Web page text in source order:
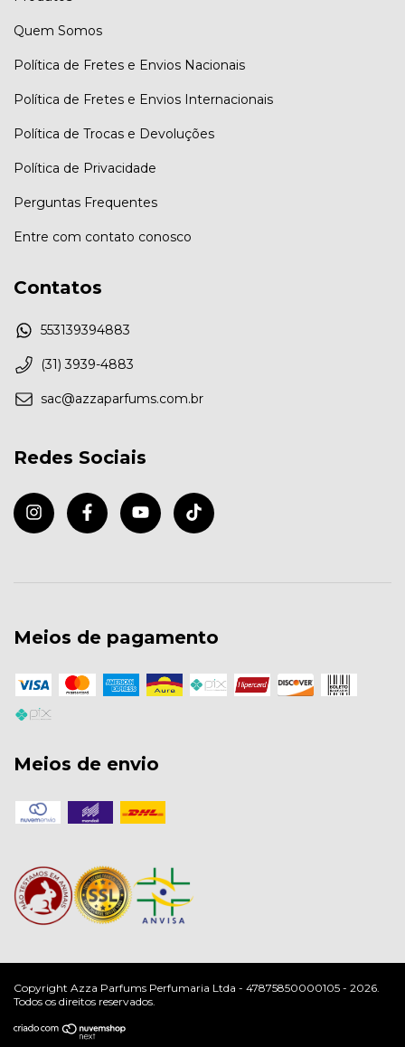
Quem Somos
Política de Fretes e Envios Nacionais
Política de Fretes e Envios Internacionais
Política de Trocas e Devoluções
Política de Privacidade
Perguntas Frequentes
Entre com contato conosco
Contatos
553139394883
(31) 3939-4883
sac@azzaparfums.com.br
Redes Sociais
Meios de pagamento
Meios de envio
Copyright Azza Parfums Perfumaria Ltda - 47875850000105 - 2026.
Todos os direitos reservados.